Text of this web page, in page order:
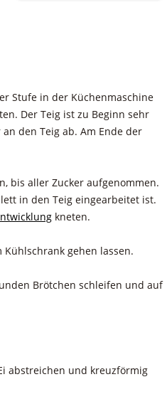
Stufe in der Küchenmaschine
Der Teig ist zu Beginn sehr
den Teig ab. Am Ende der
bis aller Zucker aufgenommen.
in den Teig eingearbeitet ist.
kneten.
gehen lassen.
Brötchen schleifen und auf
abstreichen und kreuzförmig